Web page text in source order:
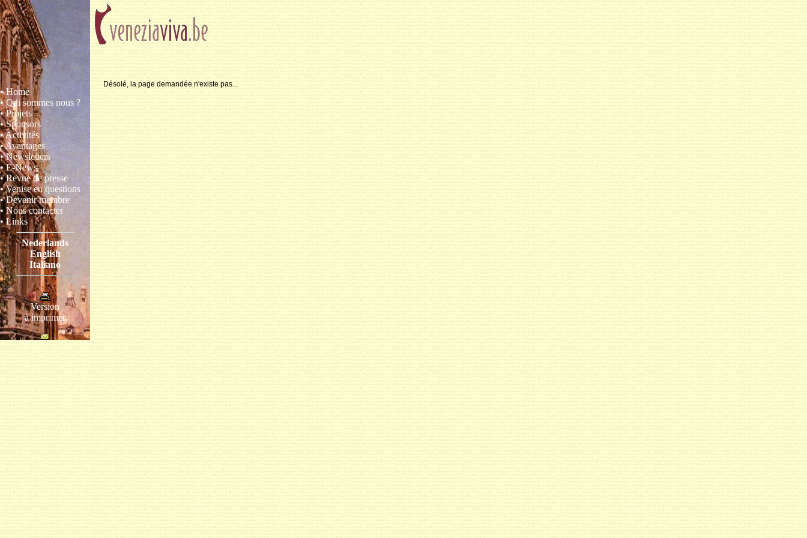
• Home
• Qui sommes nous ?
• Projets
• Sponsors
• Activités
• Avantages
• Newsletters
• E-News
• Revue de presse
• Venise en questions
• Devenir membre
• Nous contacter
• Links
Nederlands
English
Italiano
Version
à imprimer
Désolé, la page demandée n'existe pas...